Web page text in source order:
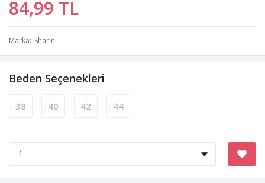
84,99 TL
Marka Sharin
Beden Seçenekleri
38 40 42 44